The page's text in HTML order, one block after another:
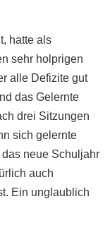
hatte als
sehr holprigen
alle Defizite gut
das Gelernte
drei Sitzungen
sich gelernte
neue Schuljahr
auch
Ein unglaublich